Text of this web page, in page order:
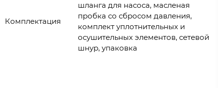
Комплектация
шланга для насоса, масленая
пробка со сбросом давления,
комплект уплотнительных и
осушительных элементов, сетевой
шнур, упаковка